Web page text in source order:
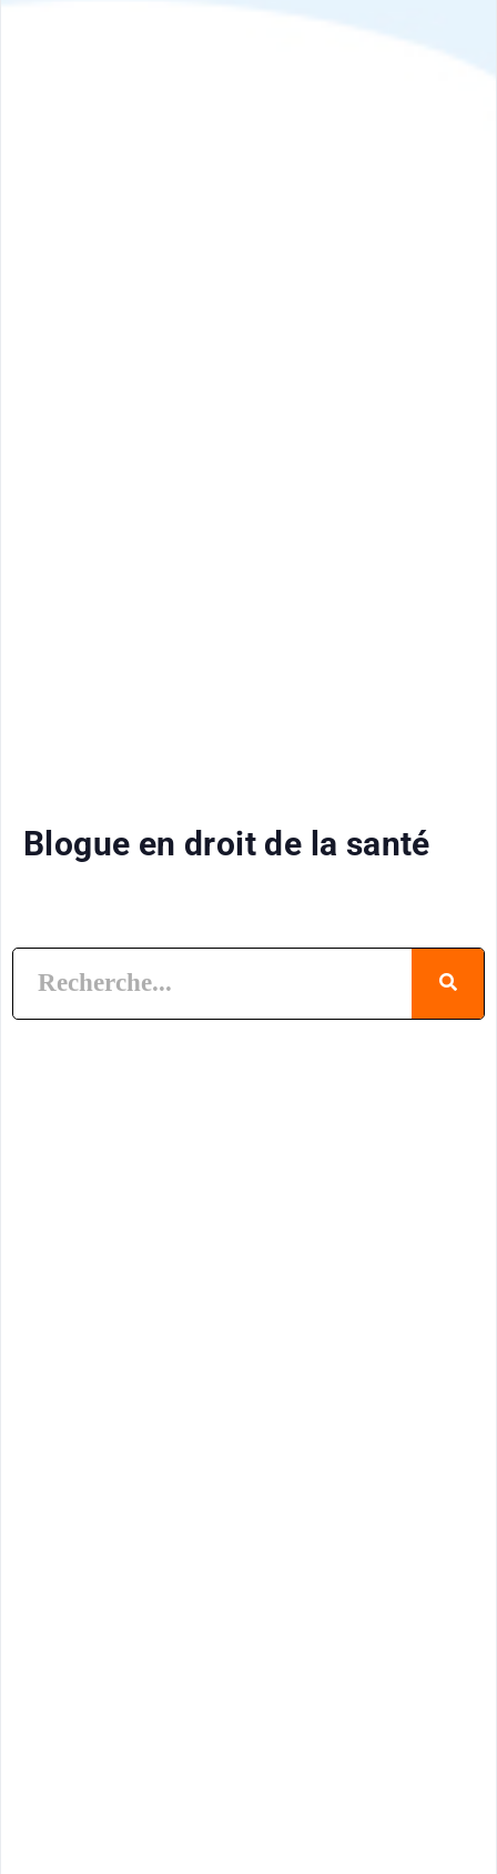
Blogue en droit de la santé